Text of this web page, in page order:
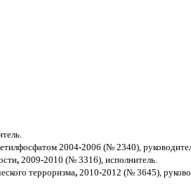
2004-2006 (№ 2340),
, 2009-2010 (№ 3316), исполнитель.
терроризма, 2010-2012 (№ 3645),